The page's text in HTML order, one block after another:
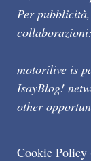
Per
collaborazioni:
motorilive is
IsayBlog!
other
Cookie Policy